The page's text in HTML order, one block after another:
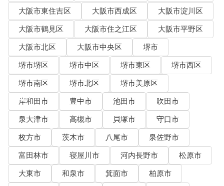
大阪市東住吉区
大阪市西成区
大阪市淀川区
大阪市鶴見区
大阪市住之江区
大阪市平野区
大阪市北区
大阪市中央区
堺市
堺市堺区
堺市中区 堺市東区
堺市西区
堺市南区
堺市北区
堺市美原区
岸和田市
豊中市 池田市
吹田市
泉大津市
高槻市 貝塚市
守口市
枚方市
茨木市 八尾市
泉佐野市
富田林市
寝屋川市 河内長野市
松原市
大東市
和泉市 箕面市
柏原市